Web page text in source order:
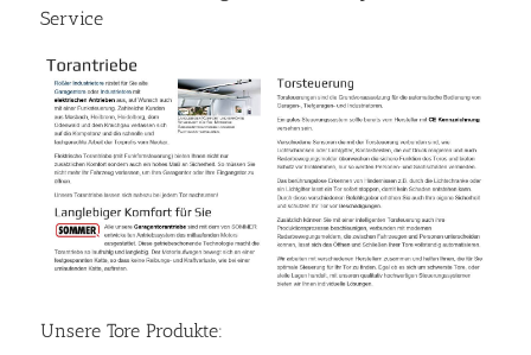
Service
Unsere Tore Produkte: